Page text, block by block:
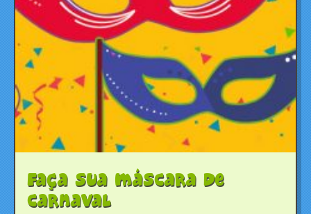
Faça sua máscara de
Carnaval